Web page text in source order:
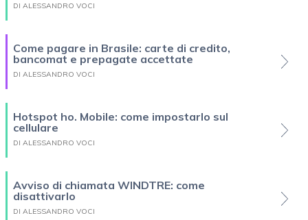
DI ALESSANDRO VOCI
Come pagare in Brasile: carte di credito,
bancomat e prepagate accettate
DI ALESSANDRO VOCI
Hotspot ho. Mobile: come impostarlo sul
cellulare
DI ALESSANDRO VOCI
Avviso di chiamata WINDTRE: come
disattivarlo
DI ALESSANDRO VOCI